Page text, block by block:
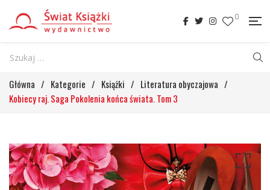
0
Główna / Kategorie / Książki / Literatura obyczajowa /
Kobiecy raj. Saga Pokolenia końca świata. Tom 3